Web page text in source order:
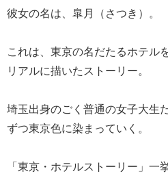
彼女の名は、皐月（さつき）。
これは、東京の名だたるホテル
リアルに描いたストーリー。
埼玉出身のごく普通の女子大生
ずつ東京色に染まっていく。
「東京・ホテルストーリー」一